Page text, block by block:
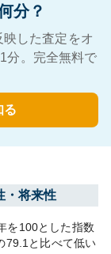
分？
した査定をオ
分。完全無料で
る
・将来性
を100とした指数
79.1 と比べて低い